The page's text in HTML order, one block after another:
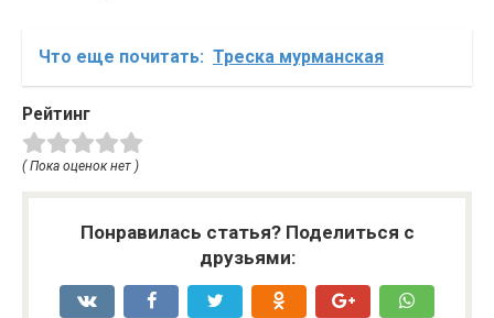
Что еще почитать: Треска мурманская
Рейтинг
( Пока оценок нет )
Понравилась статья? Поделиться с
друзьями: